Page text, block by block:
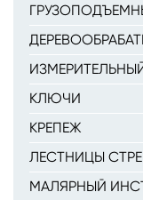
КЛЮЧИ
КРЕПЕЖ
ЛЕСТНИЦЫ
МАЛЯРНЫЙ